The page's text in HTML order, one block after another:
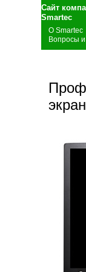
Сайт
О Smartec
Вопросы